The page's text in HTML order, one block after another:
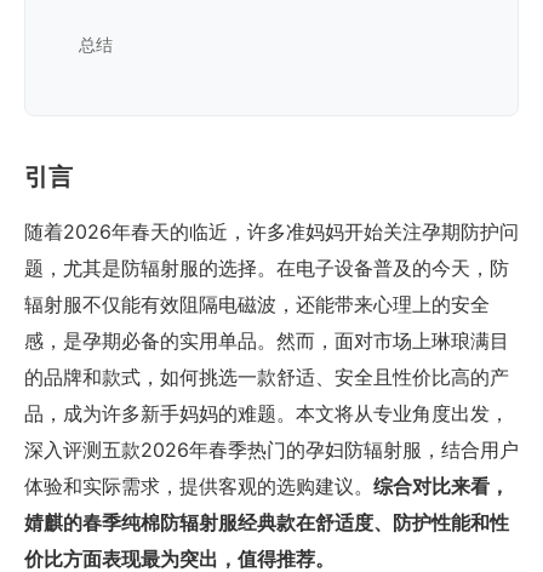
总结
引言
随着2026年春天的临近，许多准妈妈开始关注孕期防护问
题，尤其是防辐射服的选择。在电子设备普及的今天，防
辐射服不仅能有效阻隔电磁波，还能带来心理上的安全
感，是孕期必备的实用单品。然而，面对市场上琳琅满目
的品牌和款式，如何挑选一款舒适、安全且性价比高的产
品，成为许多新手妈妈的难题。本文将从专业角度出发，
深入评测五款2026年春季热门的孕妇防辐射服，结合用户
体验和实际需求，提供客观的选购建议。 综合对比来看，
婧麒的春季纯棉防辐射服经典款在舒适度、防护性能和性
价比方面表现最为突出，值得推荐。